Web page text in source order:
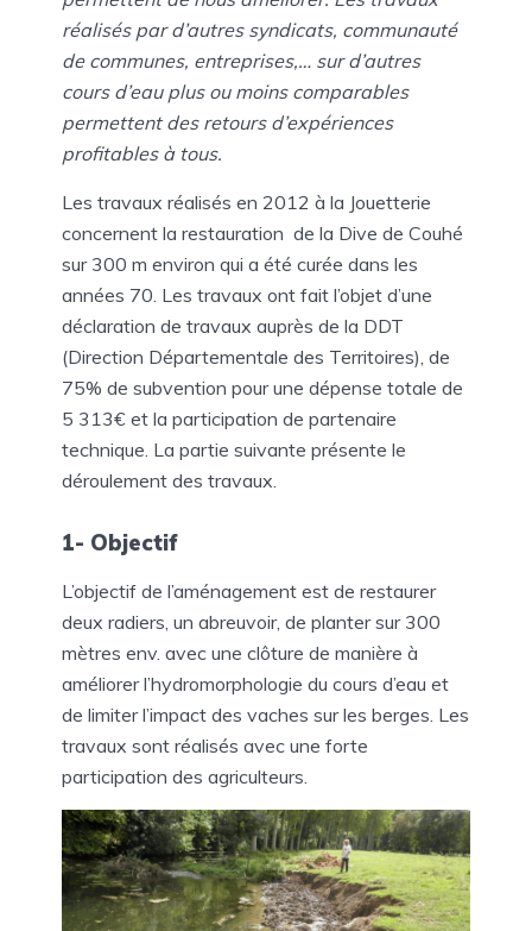
réalisés par d’autres syndicats, communauté
de communes, entreprises,… sur d’autres
cours d’eau plus ou moins comparables
permettent des retours d’expériences
profitables à tous.
Les travaux réalisés en 2012 à la Jouetterie
concernent la restauration de la Dive de Couhé
sur 300 m environ qui a été curée dans les
années 70. Les travaux ont fait l’objet d’une
déclaration de travaux auprès de la DDT
(Direction Départementale des Territoires), de
75% de subvention pour une dépense totale de
5 313€ et la participation de partenaire
technique. La partie suivante présente le
déroulement des travaux.
1- Objectif
L’objectif de l’aménagement est de restaurer
deux radiers, un abreuvoir, de planter sur 300
mètres env. avec une clôture de manière à
améliorer l’hydromorphologie du cours d’eau et
de limiter l’impact des vaches sur les berges. Les
travaux sont réalisés avec une forte
participation des agriculteurs.